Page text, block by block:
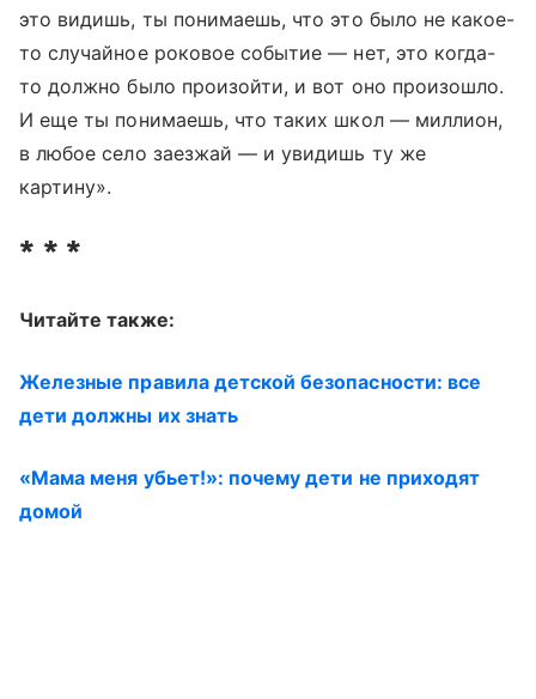
это видишь, ты понимаешь, что это было не какое-
то случайное роковое событие — нет, это когда-
то должно было произойти, и вот оно произошло.
И еще ты понимаешь, что таких школ — миллион,
в любое село заезжай — и увидишь ту же
картину».
* * *
Читайте также:
Железные правила детской безопасности: все
дети должны их знать
«Мама меня убьет!»: почему дети не приходят
домой